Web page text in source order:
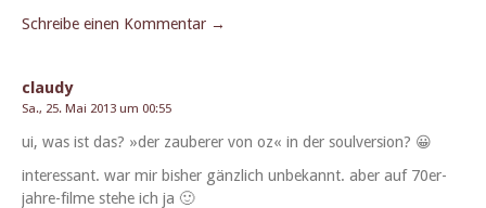
Schreibe einen Kommentar →
claudy
Sa., 25. Mai 2013 um 00:55
ui, was ist das? »der zauber­er von oz« in der soulversion? 😀
inter­es­sant. war mir bish­er gän­zlich unbekan­nt. aber auf 70er-
jahre-filme ste­he ich ja 🙂